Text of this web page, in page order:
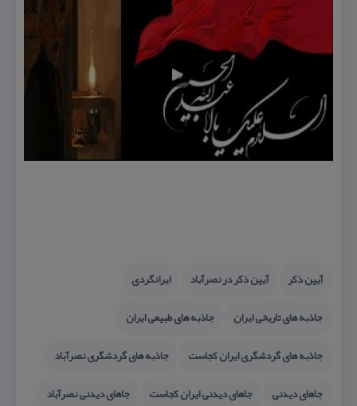
آیین ذكر آیین ذكر در نصرآباد
ایرانگردی
جاذبه های تاریخی ایران
جاذبه های طبیعی ایران
جاذبه های گردشگری ایران كجاست
جاذبه های گردشگری نصرآباد
جاهای دیدنی
جاهای دیدنی ایران كجاست جاهای دیدنی نصرآباد